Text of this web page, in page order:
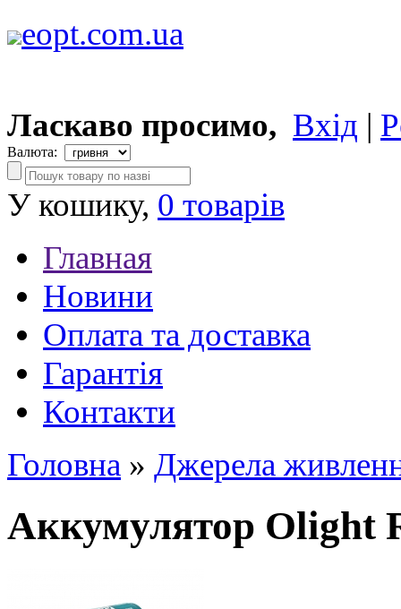
eopt.com.ua
Ласкаво просимо, Вхід |
Валюта:
У кошику, 0 товарів
Главная
Новини
Оплата та доставка
Гарантія
Контакти
Головна » Джерела
Аккумулятор Olight